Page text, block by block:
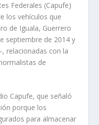
Federales (Capufe)
los vehículos que
de Iguala, Guerrero
septiembre de 2014 y
relacionadas con la
de
Capufe, que señaló
porque los
para almacenar